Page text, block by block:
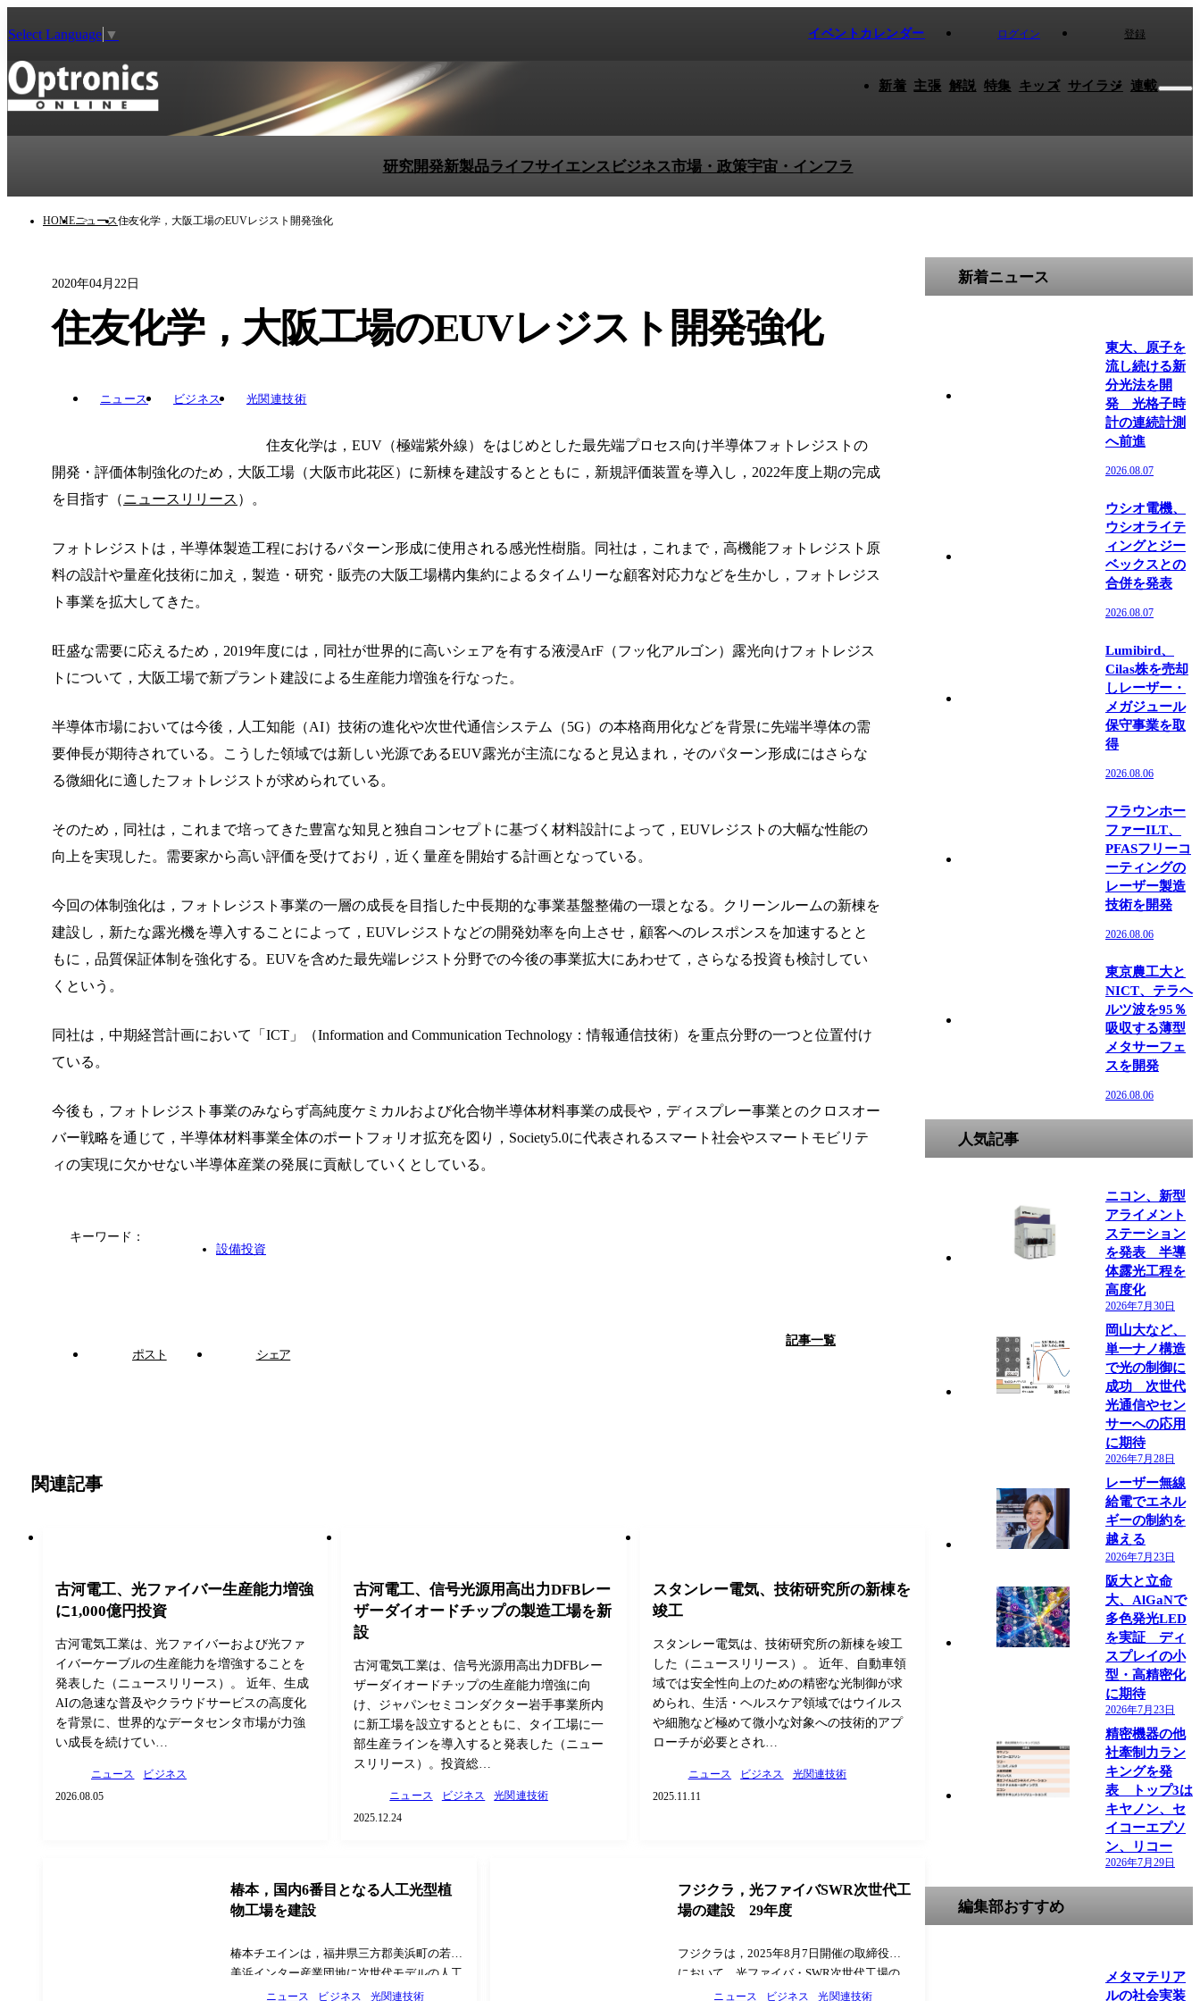
Select Language ▼ イベントカレンダー ログイン 登録
新着 主張 解説 特集 キッズ サイラジ 連載
研究開発新製品ライフサイエンス ビジネス市場・政策宇宙・インフラ
HOMEニュース住友化学，大阪工場のEUVレジスト開発強化
2020年04月22日
住友化学，大阪工場のEUVレジスト開発強化
ニュース ビジネス 光関連技術
住友化学は，EUV（極端紫外線）をはじめとした最先端プロセス向け半導体フォトレジストの
開発・評価体制強化のため，大阪工場（大阪市此花区）に新棟を建設するとともに，新規評価装置を導入し，2022年度上期の完成
を目指す（ニュースリリース ）。
フォトレジストは，半導体製造工程におけるパターン形成に使用される感光性樹脂。同社は，これまで，高機能フォトレジスト原
料の設計や量産化技術に加え，製造・研究・販売の大阪工場構内集約によるタイムリーな顧客対応力などを生かし，フォトレジス
ト事業を拡大してきた。
旺盛な需要に応えるため，2019年度には，同社が世界的に高いシェアを有する液浸ArF（フッ化アルゴン）露光向けフォトレジス
トについて，大阪工場で新プラント建設による生産能力増強を行なった。
半導体市場においては今後，人工知能（AI）技術の進化や次世代通信システム（5G）の本格商用化などを背景に先端半導体の需
要伸長が期待されている。こうした領域では新しい光源であるEUV露光が主流になると見込まれ，そのパターン形成にはさらな
る微細化に適したフォトレジストが求められている。
そのため，同社は，これまで培ってきた豊富な知見と独自コンセプトに基づく材料設計によって，EUVレジストの大幅な性能の
向上を実現した。需要家から高い評価を受けており，近く量産を開始する計画となっている。
今回の体制強化は，フォトレジスト事業の一層の成長を目指した中長期的な事業基盤整備の一環となる。クリーンルームの新棟を
建設し，新たな露光機を導入することによって，EUVレジストなどの開発効率を向上させ，顧客へのレスポンスを加速するとと
もに，品質保証体制を強化する。EUVを含めた最先端レジスト分野での今後の事業拡大にあわせて，さらなる投資も検討してい
くという。
同社は，中期経営計画において「ICT」（Information and Communication Technology：情報通信技術）を重点分野の一つと位置付け
ている。
今後も，フォトレジスト事業のみならず高純度ケミカルおよび化合物半導体材料事業の成長や，ディスプレー事業とのクロスオー
バー戦略を通じて，半導体材料事業全体のポートフォリオ拡充を図り，Society5.0に代表されるスマート社会やスマートモビリテ
ィの実現に欠かせない半導体産業の発展に貢献していくとしている。
キーワード：
設備投資
ポスト シェア
記事一覧
関連記事
古河電工、光ファイバー生産能力増強
に1,000億円投資
古河電気工業は、光ファイバーおよび光ファ
イバーケーブルの生産能力を増強することを
発表した（ニュースリリース）。 近年、生成
AIの急速な普及やクラウドサービスの高度化
を背景に、世界的なデータセンタ市場が力強
い成長を続けてい…
ニュース
ビジネス
2026.08.05
古河電工、信号光源用高出力DFBレー
ザーダイオードチップの製造工場を新
設
古河電気工業は、信号光源用高出力DFBレー
ザーダイオードチップの生産能力増強に向
け、ジャパンセミコンダクター岩手事業所内
に新工場を設立するとともに、タイ工場に一
部生産ラインを導入すると発表した（ニュー
スリリース）。投資総…
ニュース ビジネス
光関連技術
2025.12.24
スタンレー電気、技術研究所の新棟を
竣工
スタンレー電気は、技術研究所の新棟を竣工
した（ニュースリリース）。 近年、自動車領
域では安全性向上のための精密な光制御が求
められ、生活・ヘルスケア領域ではウイルス
や細胞など極めて微小な対象への技術的アプ
ローチが必要とされ…
ニュース ビジネス
光関連技術
2025.11.11
椿本，国内6番目となる人工光型植
物工場を建設
椿本チエインは，福井県三方郡美浜町の若狭
美浜インター産業団地に次世代モデルの人工
光型植物工場「福井美浜工場」を建設し，9
ニュース ビジネス
光関連技術
フジクラ，光ファイバSWR次世代工
場の建設 29年度
フジクラは，2025年8月7日開催の取締役会
において，光ファイバ・SWR次世代工場の
建設を決議したと発表した（ニュースリリー
ニュース ビジネス
光関連技術
新着ニュース
東大、原子を
流し続ける新
分光法を開
発 光格子時
計の連続計測
へ前進
2026.08.07
ウシオ電機、
ウシオライテ
ィングとジー
ベックスとの
合併を発表
2026.08.07
Lumibird、
Cilas株を売却
しレーザー・
メガジュール
保守事業を取
得
2026.08.06
フラウンホー
ファーILT、
PFASフリーコ
ーティングの
レーザー製造
技術を開発
2026.08.06
東京農工大と
NICT、テラヘ
ルツ波を95％
吸収する薄型
メタサーフェ
スを開発
2026.08.06
人気記事
ニコン、新型
アライメント
ステーション
を発表 半導
体露光工程を
高度化
2026年7月30日
岡山大など、
単一ナノ構造
で光の制御に
成功 次世代
光通信やセン
サーへの応用
に期待
2026年7月28日
レーザー無線
給電でエネル
ギーの制約を
越える
2026年7月23日
阪大と立命
大、AlGaNで
多色発光LED
を実証 ディ
スプレイの小
型・高精密化
に期待
2026年7月23日
精密機器の他
社牽制力ラン
キングを発
表 トップ3は
キヤノン、セ
イコーエプソ
ン、リコー
2026年7月29日
編集部おすすめ
メタマテリア
ルの社会実装